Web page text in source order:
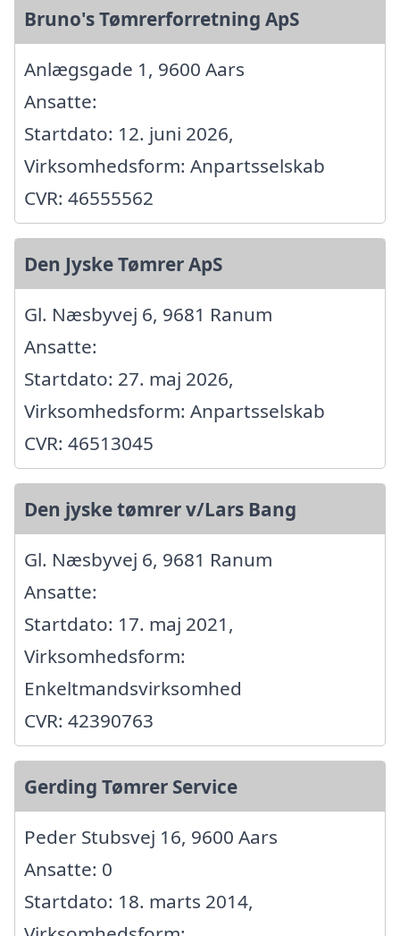
Bruno's Tømrerforretning ApS
Anlægsgade 1, 9600 Aars
Ansatte:
Startdato: 12. juni 2026,
Virksomhedsform: Anpartsselskab
CVR: 46555562
Den Jyske Tømrer ApS
Gl. Næsbyvej 6, 9681 Ranum
Ansatte:
Startdato: 27. maj 2026,
Virksomhedsform: Anpartsselskab
CVR: 46513045
Den jyske tømrer v/Lars Bang
Gl. Næsbyvej 6, 9681 Ranum
Ansatte:
Startdato: 17. maj 2021,
Virksomhedsform:
Enkeltmandsvirksomhed
CVR: 42390763
Gerding Tømrer Service
Peder Stubsvej 16, 9600 Aars
Ansatte: 0
Startdato: 18. marts 2014,